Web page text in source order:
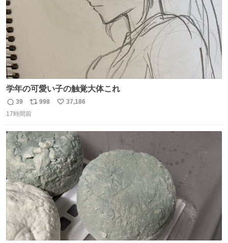
学年の可愛い子の触覚大体これ
返
信
39
リ
ポ
ト
数
998
い
数
37,186
17時間前